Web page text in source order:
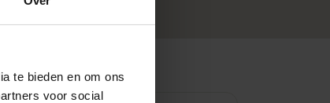
te bieden en om ons
voor social